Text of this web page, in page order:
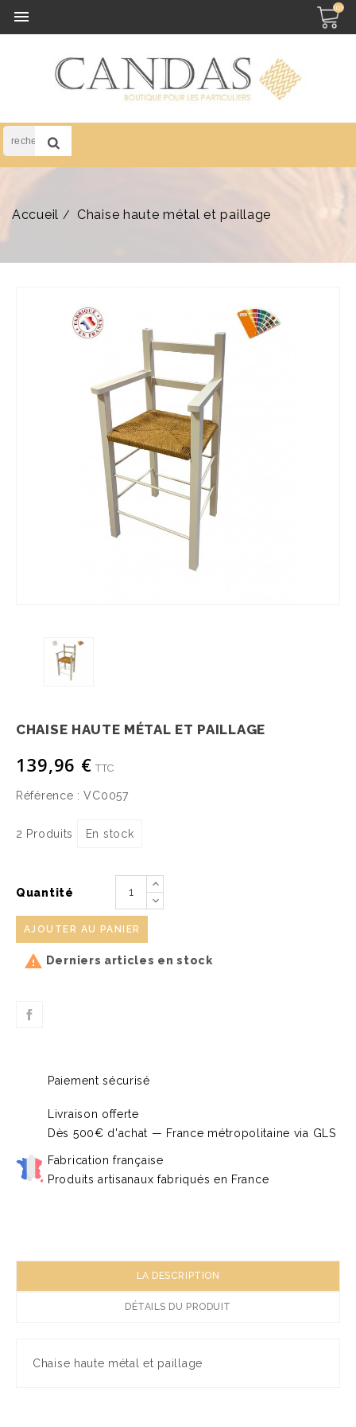
 (0)
Accueil Chaise haute métal et paillage
CHAISE HAUTE MÉTAL ET PAILLAGE
139,96 € TTC
Référence : VC0057
2 Produits En stock
Quantité
AJOUTER AU PANIER
 Derniers articles en stock
Paiement sécurisé
Livraison offerte
Dès 500€ d'achat — France métropolitaine via GLS
Fabrication française
Produits artisanaux fabriqués en France
LA DESCRIPTION
DÉTAILS DU PRODUIT
Chaise haute métal et paillage